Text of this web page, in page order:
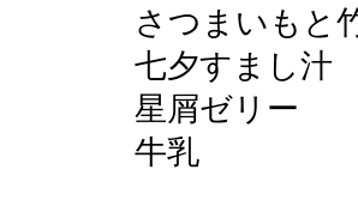
さつまいもと
七夕すまし汁
星屑ゼリー
牛乳